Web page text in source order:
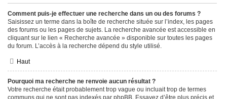
Comment puis-je effectuer une recherche dans un ou des forums ?
Saisissez un terme dans la boîte de recherche située sur l’index, les pages
des forums ou les pages de sujets. La recherche avancée est accessible en
cliquant sur le lien « Recherche avancée » disponible sur toutes les pages
du forum. L’accès à la recherche dépend du style utilisé.
Haut
Pourquoi ma recherche ne renvoie aucun résultat ?
Votre recherche était probablement trop vague ou incluait trop de termes
communs qui ne sont pas indexés par phpBB. Essayez d’être plus précis et